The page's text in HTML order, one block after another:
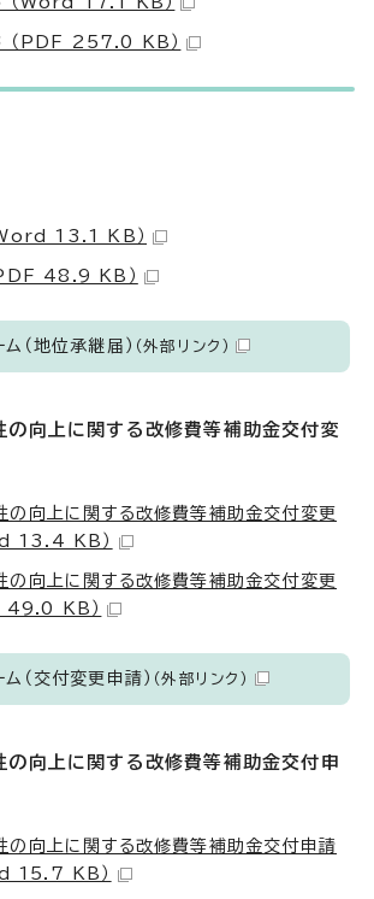
（PDF 257.0 KB）
13.1 KB）
48.9 KB）
（地位承継届） （外部リンク）
の向上に関する改修費等補助金交付変
の向上に関する改修費等補助金交付変更
13.4 KB）
の向上に関する改修費等補助金交付変更
49.0 KB）
（交付変更申請） （外部リンク）
の向上に関する改修費等補助金交付申
の向上に関する改修費等補助金交付申請
15.7 KB）